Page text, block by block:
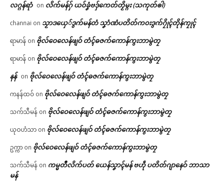
လဂ္ဂန်ရာံ on လိက်မန်ဂှ် ယဝ်ခၞံဗဒှ်ကေတ်တၟိမ္ဂး (သကုတ်ၜါ)
channai on သၟာဒယှေ်ဒွက်မန်တံ သၞာံဏံပတိတ်ကဝးဒွက်ဂၠိုၚ်တိုန်ကၠုၚ်
ရာမာန် on ဗိုလ်ဝေလေန်ဖျဝ် တံၚ်ဓဇက်ကောန်ကွးဘာမွဲတၠ
ရာမာန် on ဗိုလ်ဝေလေန်ဖျဝ် တံၚ်ဓဇက်ကောန်ကွးဘာမွဲတၠ
နန် on ဗိုလ်ဝေလေန်ဖျဝ် တံၚ်ဓဇက်ကောန်ကွးဘာမွဲတၠ
ကနန်ထဝ် on ဗိုလ်ဝေလေန်ဖျဝ် တံၚ်ဓဇက်ကောန်ကွးဘာမွဲတၠ
သက်သီမန် on ဗိုလ်ဝေလေန်ဖျဝ် တံၚ်ဓဇက်ကောန်ကွးဘာမွဲတၠ
ယုဝဟံသာ on ဗိုလ်ဝေလေန်ဖျဝ် တံၚ်ဓဇက်ကောန်ကွးဘာမွဲတၠ
ဥက္ကာ on ဗိုလ်ဝေလေန်ဖျဝ် တံၚ်ဓဇက်ကောန်ကွးဘာမွဲတၠ
သက်သီမန် on ကမ္မတဳလိက်ပတ် ယေန်သၞာၚ်မန် ဗဟဵု ပတိတ်ဂျာနေဝ် ဘာသာ
မန်